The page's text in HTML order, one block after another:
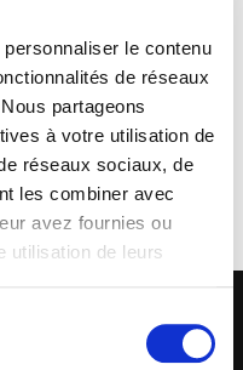
le contenu
de réseaux
partageons
à votre utilisation de
réseaux sociaux, de
les combiner avec
avez fournies ou
utilisation de leurs